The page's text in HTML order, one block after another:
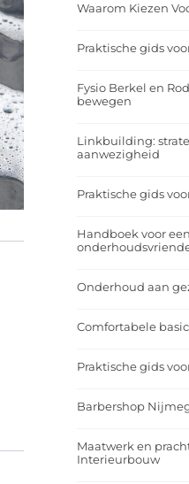
Waarom Kiezen
Praktische gids
Fysio Berkel en
bewegen
Linkbuilding:
aanwezigheid
Praktische gids
Handboek voor
Onderhoud aan
Comfortabele
Praktische gids
Barbershop
Maatwerk en
Interieurbouw